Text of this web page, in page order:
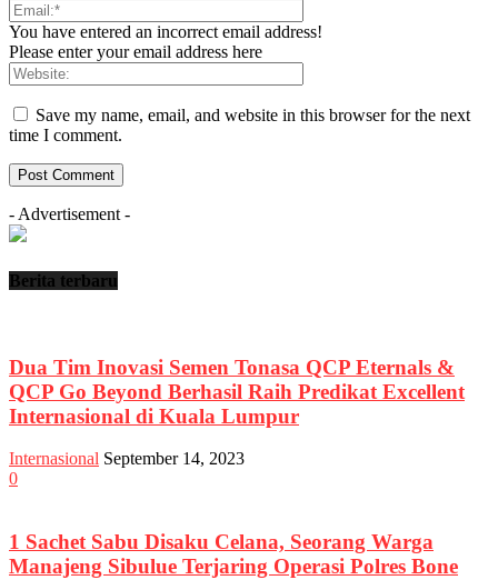
You have entered an incorrect email address!
Please enter your email address here
Save my name, email, and website in this browser for the next
time I comment.
- Advertisement -
Berita terbaru
Dua Tim Inovasi Semen Tonasa QCP Eternals &
QCP Go Beyond Berhasil Raih Predikat Excellent
Internasional di Kuala Lumpur
Internasional September 14, 2023
0
1 Sachet Sabu Disaku Celana, Seorang Warga
Manajeng Sibulue Terjaring Operasi Polres Bone